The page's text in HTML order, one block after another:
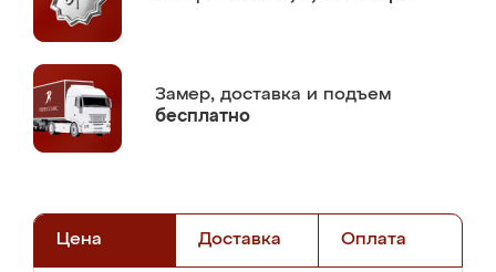
Замер, доставка и подъем
бесплатно
Цена Доставка Оплата